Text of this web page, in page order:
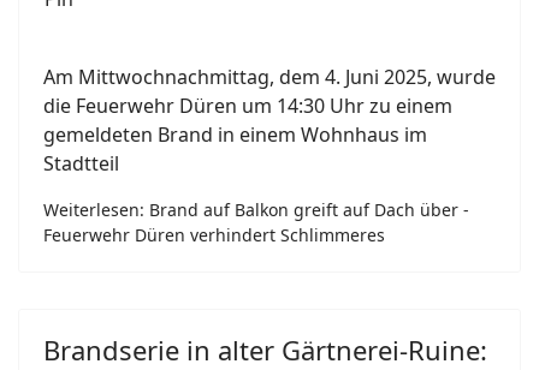
Am Mittwochnachmittag, dem 4. Juni 2025, wurde
die Feuerwehr Düren um 14:30 Uhr zu einem
gemeldeten Brand in einem Wohnhaus im
Stadtteil
Weiterlesen: Brand auf Balkon greift auf Dach über -
Feuerwehr Düren verhindert Schlimmeres
Brandserie in alter Gärtnerei-Ruine: